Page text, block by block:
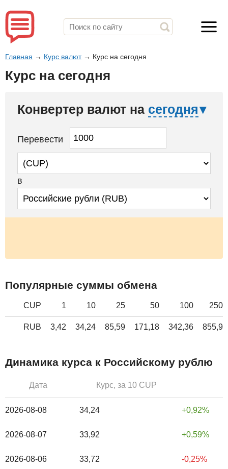
Главная → Курс валют→ Курс на сегодня
Курс на сегодня
Конвертер валют на сегодня
Перевести
в
Популярные суммы обмена
CUP 1 10 25 50 100 250
RUB 3,42 34,24 85,59 171,18 342,36 855,9
Динамика курса к Российскому рублю
Дата Курс, за 10 CUP
2026-08-08 34,24 0,92%
2026-08-07 33,92 0,59%
2026-08-06 33,72 -0,25%